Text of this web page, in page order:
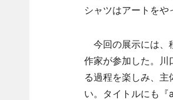
シャツはアートをや
今回の展示には、
作家が参加した。川
る過程を楽しみ、
い。タイトルにも